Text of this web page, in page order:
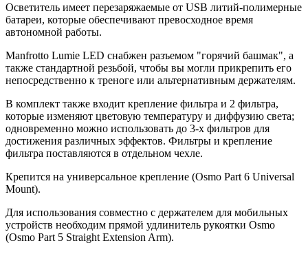
Осветитель имеет перезаряжаемые от USB литий-полимерные
батареи, которые обеспечивают превосходное время
автономной работы.
Manfrotto Lumie LED снабжен разъемом "горячий башмак", а
также стандартной резьбой, чтобы вы могли прикрепить его
непосредственно к треноге или альтернативным держателям.
В комплект также входит крепление фильтра и 2 фильтра,
которые изменяют цветовую температуру и диффузию света;
одновременно можно использовать до 3-х фильтров для
достижения различных эффектов. Фильтры и крепление
фильтра поставляются в отдельном чехле.
Крепится на универсальное крепление (Osmo Part 6 Universal
Mount).
Для использования совместно с держателем для мобильных
устройств необходим прямой удлинитель рукоятки Osmo
(Osmo Part 5 Straight Extension Arm).